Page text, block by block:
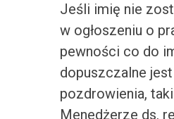
Jeśli imię nie
w ogłoszeniu o
pewności co do
dopuszczalne
pozdrowienia,
Menedżerze ds.